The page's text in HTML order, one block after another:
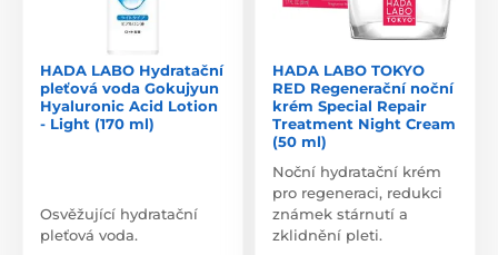
HADA LABO Hydratační
pleťová voda Gokujyun
Hyaluronic Acid Lotion
- Light (170 ml)
Osvěžující hydratační
pleťová voda.
HADA LABO TOKYO
RED Regenerační noční
krém Special Repair
Treatment Night Cream
(50 ml)
Noční hydratační krém
pro regeneraci, redukci
známek stárnutí a
zklidnění pleti.